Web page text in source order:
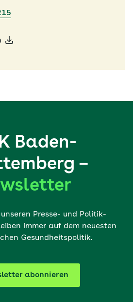
Baden-
–
Presse- und Politik-
immer auf dem neuesten
Gesundheitspolitik.
abonnieren